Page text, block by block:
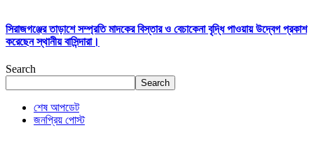
সিরাজগঞ্জের তাড়াশে সম্প্রতি মাদকের বিস্তার ও বেচাকেনা বৃদ্ধি পাওয়ায় উদ্বেগ প্রকাশ
করেছেন স্থানীয় বাসিন্দারা।
Search
Search
শেষ আপডেট
জনপ্রিয় পোস্ট